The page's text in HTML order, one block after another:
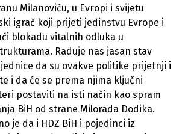
Milanoviću, u Evropi i svijetu
igrač koji prijeti jedinstvu Evrope i
blokadu vitalnih odluka u
Raduje nas jasan stav
da su ovakve politike prijetnji i
i da će se prema njima ključni
postaviti na isti način kao spram
BiH od strane Milorada Dodika.
je da i HDZ BiH i pojedinci iz